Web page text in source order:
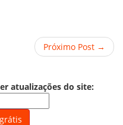
Próximo Post →
atualizações do site: